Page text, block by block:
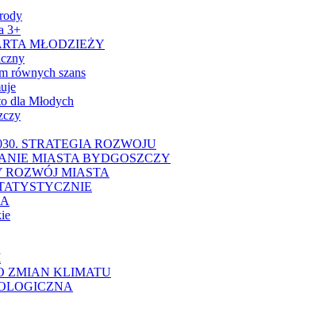
3+
MŁODZIEŻY
równych szans
dla Młodych
STRATEGIA ROZWOJU
MIASTA BYDGOSZCZY
MIASTA
ZMIAN KLIMATU